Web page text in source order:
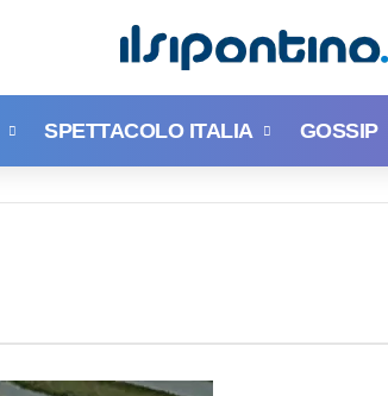
SPETTACOLO ITALIA GOSSIP